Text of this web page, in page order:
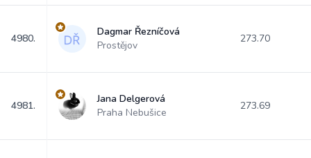
4980.
Dagmar Řezníčová
Prostějov
273.70
4981.
Jana Delgerová
Praha Nebušice
273.69